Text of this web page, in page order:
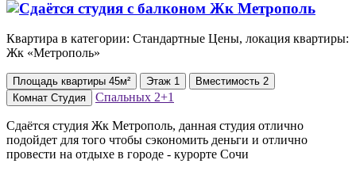
Квартира в категории: Стандартные Цены, локация квартиры:
Жк «Метрополь»
Площадь квартиры 45м² Этаж 1 Вместимость 2
Комнат Студия Спальных 2+1
Сдаётся студия Жк Метрополь, данная студия отлично
подойдет для того чтобы сэкономить деньги и отлично
провести на отдыхе в городе - курорте Сочи